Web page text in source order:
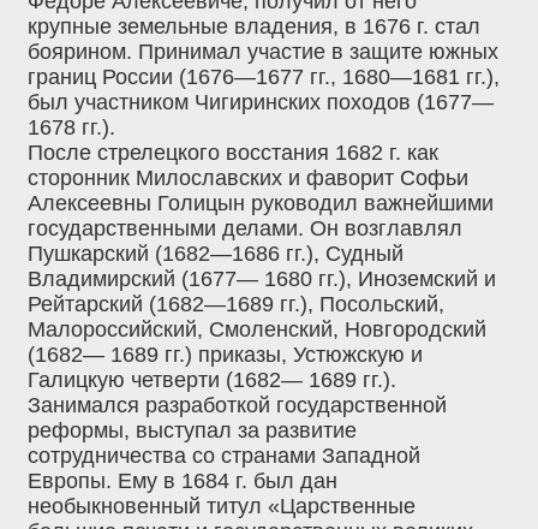
крупные земельные владения, в 1676 г. стал
боярином. Принимал участие в защите южных
границ России (1676—1677 гг., 1680—1681 гг.),
был участником Чигиринских походов (1677—
1678 гг.).
После стрелецкого восстания 1682 г. как
сторонник Милославских и фаворит Софьи
Алексеевны Голицын руководил важнейшими
государственными делами. Он возглавлял
Пушкарский (1682—1686 гг.), Судный
Владимирский (1677— 1680 гг.), Иноземский и
Рейтарский (1682—1689 гг.), Посольский,
Малороссийский, Смоленский, Новгородский
(1682— 1689 гг.) приказы, Устюжскую и
Галицкую четверти (1682— 1689 гг.).
Занимался разработкой государственной
реформы, выступал за развитие
сотрудничества со странами Западной
Европы. Ему в 1684 г. был дан
необыкновенный титул «Царственные